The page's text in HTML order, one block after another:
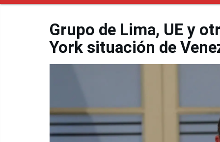
Grupo de Lima, UE y
York situación de